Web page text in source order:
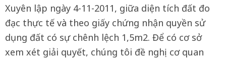
Xuyên lập ngày 4-11-2011, giữa diện tích đất đo
đạc thực tế và theo giấy chứng nhận quyền sử
dụng đất có sự chênh lệch 1,5m2. Để có cơ sở
xem xét giải quyết, chúng tôi đề nghị cơ quan